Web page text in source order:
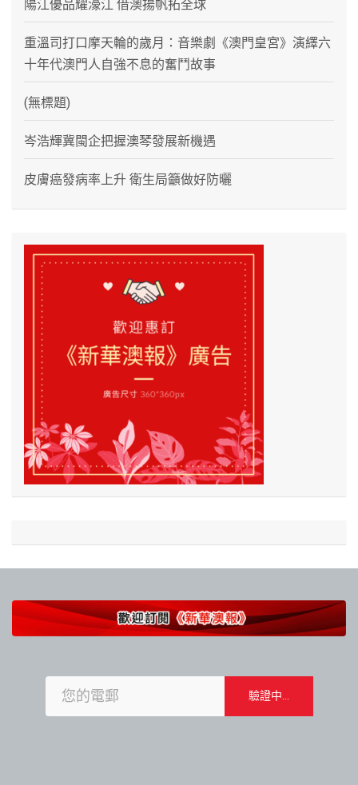
陽江優品耀濠江 借澳揚帆拓全球
重溫司打口摩天輪的歲月：音樂劇《澳門皇宮》演繹六
十年代澳門人自強不息的奮鬥故事
(無標題)
岑浩輝冀閩企把握澳琴發展新機遇
皮膚癌發病率上升 衛生局籲做好防曬